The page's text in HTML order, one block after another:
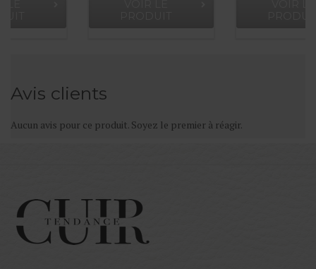
Avis clients
Aucun avis pour ce produit. Soyez le premier à réagir.